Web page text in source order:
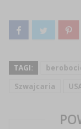
TAGI:
Szwajcaria